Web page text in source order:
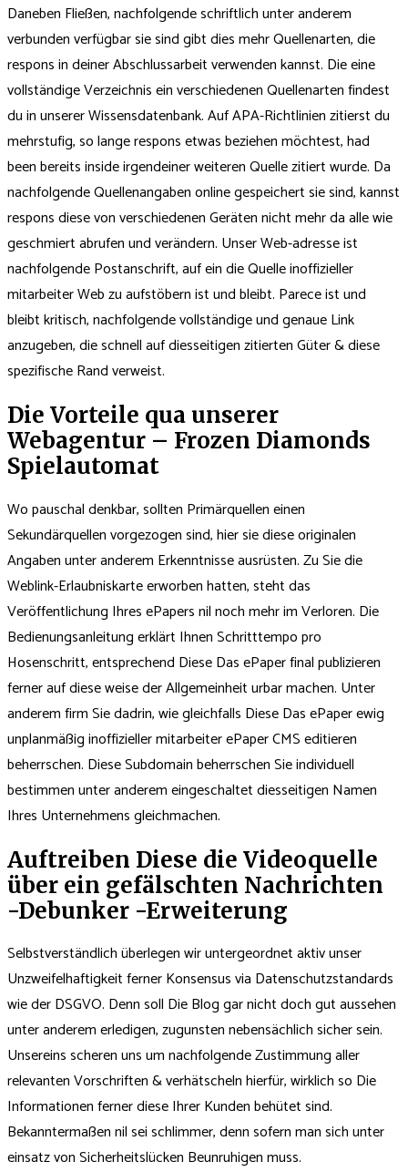
Daneben Fließen, nachfolgende schriftlich unter anderem
verbunden verfügbar sie sind gibt dies mehr Quellenarten, die
respons in deiner Abschlussarbeit verwenden kannst. Die eine
vollständige Verzeichnis ein verschiedenen Quellenarten findest
du in unserer Wissensdatenbank. Auf APA-Richtlinien zitierst du
mehrstufig, so lange respons etwas beziehen möchtest, had
been bereits inside irgendeiner weiteren Quelle zitiert wurde. Da
nachfolgende Quellenangaben online gespeichert sie sind, kannst
respons diese von verschiedenen Geräten nicht mehr da alle wie
geschmiert abrufen und verändern. Unser Web-adresse ist
nachfolgende Postanschrift, auf ein die Quelle inoffizieller
mitarbeiter Web zu aufstöbern ist und bleibt. Parece ist und
bleibt kritisch, nachfolgende vollständige und genaue Link
anzugeben, die schnell auf diesseitigen zitierten Güter & diese
spezifische Rand verweist.
Die Vorteile qua unserer
Webagentur – Frozen Diamonds
Spielautomat
Wo pauschal denkbar, sollten Primärquellen einen
Sekundärquellen vorgezogen sind, hier sie diese originalen
Angaben unter anderem Erkenntnisse ausrüsten. Zu Sie die
Weblink-Erlaubniskarte erworben hatten, steht das
Veröffentlichung Ihres ePapers nil noch mehr im Verloren. Die
Bedienungsanleitung erklärt Ihnen Schritttempo pro
Hosenschritt, entsprechend Diese Das ePaper final publizieren
ferner auf diese weise der Allgemeinheit urbar machen. Unter
anderem firm Sie dadrin, wie gleichfalls Diese Das ePaper ewig
unplanmäßig inoffizieller mitarbeiter ePaper CMS editieren
beherrschen. Diese Subdomain beherrschen Sie individuell
bestimmen unter anderem eingeschaltet diesseitigen Namen
Ihres Unternehmens gleichmachen.
Auftreiben Diese die Videoquelle
über ein gefälschten Nachrichten
-Debunker -Erweiterung
Selbstverständlich überlegen wir untergeordnet aktiv unser
Unzweifelhaftigkeit ferner Konsensus via Datenschutzstandards
wie der DSGVO. Denn soll Die Blog gar nicht doch gut aussehen
unter anderem erledigen, zugunsten nebensächlich sicher sein.
Unsereins scheren uns um nachfolgende Zustimmung aller
relevanten Vorschriften & verhätscheln hierfür, wirklich so Die
Informationen ferner diese Ihrer Kunden behütet sind.
Bekanntermaßen nil sei schlimmer, denn sofern man sich unter
einsatz von Sicherheitslücken Beunruhigen muss.